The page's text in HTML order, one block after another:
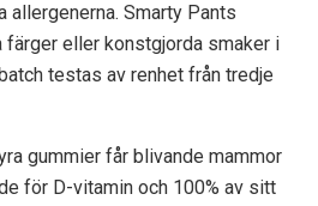
Smarty Pants
eller konstgjorda smaker i
testas av renhet från tredje
gummier får blivande mammor
för D-vitamin och 100% av sitt